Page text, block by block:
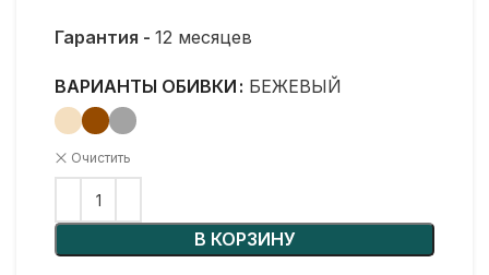
Гарантия - 12 месяцев
ВАРИАНТЫ ОБИВКИ БЕЖЕВЫЙ
Очистить
В КОРЗИНУ